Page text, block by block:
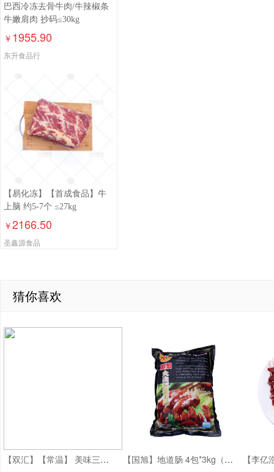
巴西冷冻去骨牛肉/牛辣椒条
牛嫩肩肉 抄码≤30kg
￥ 1955.90
东升食品行
【易化冻】【首成食品】牛
上脑 约5-7个 ≤27kg
￥2166.50
圣鑫源食品
猜你喜欢
【双汇】【常温】 美味三文治香肠 1.8kg*4个 7.2kg
【国旭】地道肠 4包*3kg（60g*50个/包）12kg 含肉量80%